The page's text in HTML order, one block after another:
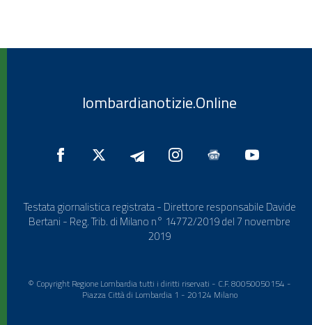
lombardianotizie.Online
Testata giornalistica registrata - Direttore responsabile Davide
Bertani - Reg. Trib. di Milano n° 14772/2019 del 7 novembre
2019
© Copyright Regione Lombardia tutti i diritti riservati - C.F. 80050050154 -
Piazza Città di Lombardia 1 - 20124 Milano